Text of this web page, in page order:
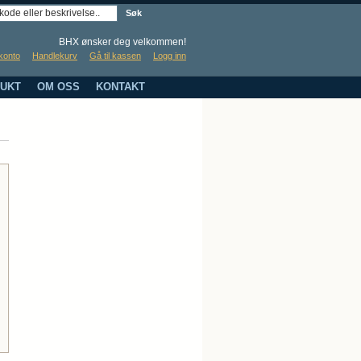
Søk
BHX ønsker deg velkommen!
Handlekurv Gå til kassen Logg inn
OM OSS KONTAKT